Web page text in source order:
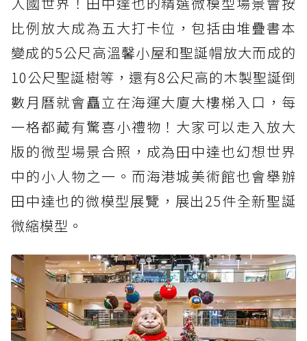
比例放大成為五大打卡位，包括由堆疊書本
變成的5公尺高溫馨小屋和聖誕帽放大而成的
10公尺聖誕樹等，還有8公尺高的木製聖誕倒
數月曆就會矗立在海運大廈大樓梯入口，每
一格都藏有驚喜小禮物！大家可以走入放大
版的微型場景合照，成為田中達也幻想世界
中的小人物之一。而海港城美術館也會舉辦
田中達也的微模型展覽，展出25件全新聖誕
微縮模型。